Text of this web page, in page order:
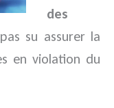
des
su assurer la
en violation du